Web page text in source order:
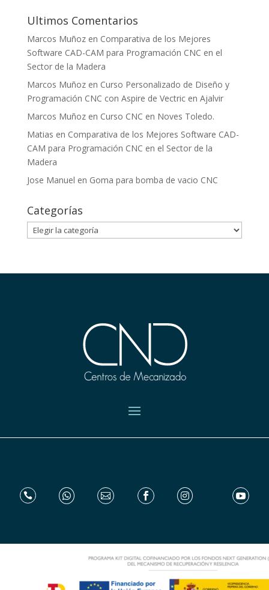
Ultimos Comentarios
Marcos Muñozen Comparativa de los Mejores
Software CAD-CAM para Programación CNC en el
Sector de la Madera
Marcos Muñozen Curso Personalizado de Diseño y
Programación CNC con Aspire de Vectric en Ajalvir
Marcos Muñozen Curso CNC en Noves Toledo.
Matias en Comparativa de los Mejores Software CAD-
CAM para Programación CNC en el Sector de la
Madera
Jose Manuel en Goma para bomba de vacio CNC
Categorías
Categorías
     